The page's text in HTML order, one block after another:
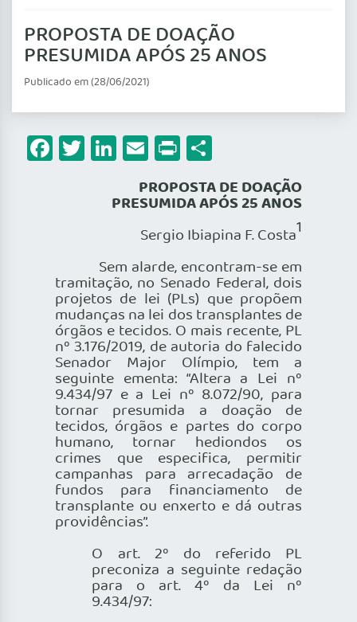
PROPOSTA DE DOAÇÃO
PRESUMIDA APÓS 25 ANOS
Publicado em (28/06/2021)
Facebook
Twitter
LinkedIn
Email
Print
PROPOSTA DE DOAÇÃO
PRESUMIDA APÓS 25 ANOS
Sergio Ibiapina F. Costa1
Sem alarde, encontram-se em
tramitação, no Senado Federal, dois
projetos de lei (PLs) que propõem
mudanças na lei dos transplantes de
órgãos e tecidos. O mais recente, PL
nº 3.176/2019, de autoria do falecido
Senador Major Olímpio, tem a
seguinte ementa: “Altera a Lei nº
9.434/97 e a Lei nº 8.072/90, para
tornar presumida a doação de
tecidos, órgãos e partes do corpo
humano, tornar hediondos os
crimes que especifica, permitir
campanhas para arrecadação de
fundos para financiamento de
transplante ou enxerto e dá outras
providências”.
O art. 2º do referido PL
preconiza a seguinte redação
para o art. 4º da Lei nº
9.434/97: